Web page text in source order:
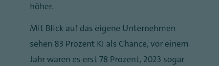
höher.
Mit Blick auf das eigene Unternehmen
sehen 83 Prozent KI als Chance, vor einem
Jahr waren es erst 78 Prozent, 2023 sogar